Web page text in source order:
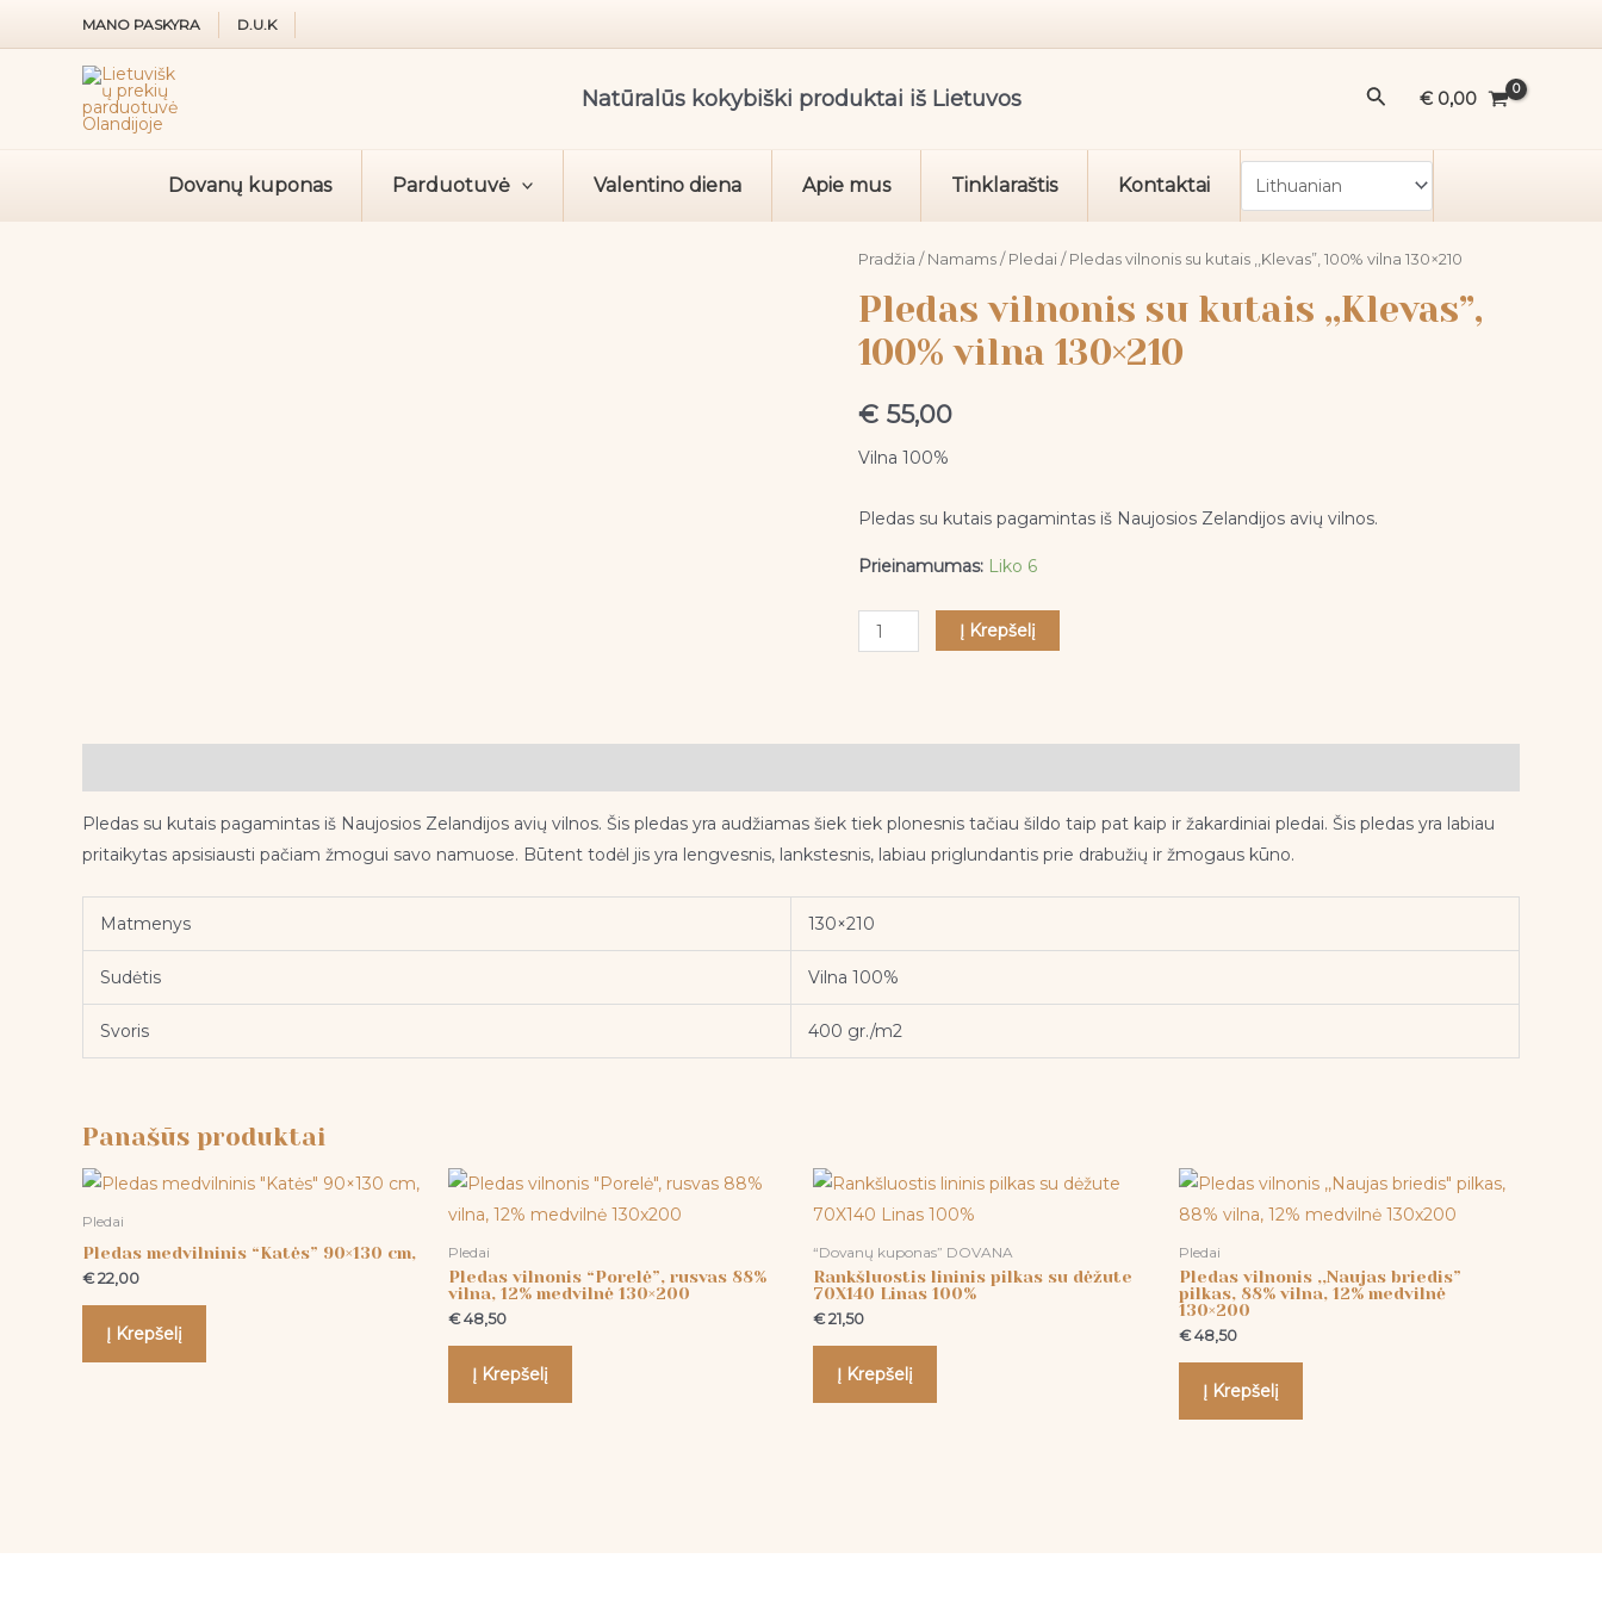
prie
MANO PASKYRA D.U.K
Natūralūs kokybiški produktai iš Lietuvos Paieška
€ 0,00
Dovanų kuponas Parduotuvė Valentino diena Apie mus Tinklaraštis Kontaktai
Pradžia / Namams / Pledai / Pledas vilnonis su kutais ,,Klevas”, 100% vilna 130×210
Pledas vilnonis su kutais ,,Klevas”,
100% vilna 130×210
€ 55,00
Vilna 100%
Pledas su kutais pagamintas iš Naujosios Zelandijos avių vilnos.
Prieinamumas: Liko 6
produkto
kiekis:
Pledas
vilnonis
kutais
,,Klevas",
vilna
Į Krepšelį
Pledas su kutais pagamintas iš Naujosios Zelandijos avių vilnos. Šis pledas yra audžiamas šiek tiek plonesnis tačiau šildo taip pat kaip ir žakardiniai pledai. Šis pledas yra labiau
pritaikytas apsisiausti pačiam žmogui savo namuose. Būtent todėl jis yra lengvesnis, lankstesnis, labiau priglundantis prie drabužių ir žmogaus kūno.
Matmenys 130×210
Sudėtis Vilna 100%
Svoris 400 gr./m2
Panašūs produktai
Pledai
Pledas medvilninis “Katės” 90×130 cm,
€22,00
Į Krepšelį
Pledai
Pledas vilnonis “Porelė”, rusvas 88%
vilna, 12% medvilnė 130×200
€48,50
Į Krepšelį
“Dovanų kuponas” DOVANA
Rankšluostis lininis pilkas su dėžute
70X140 Linas 100%
€21,50
Į Krepšelį
Pledai
Pledas vilnonis ,,Naujas briedis”
pilkas, 88% vilna, 12% medvilnė
130×200
€48,50
Į Krepšelį
100%
vilna